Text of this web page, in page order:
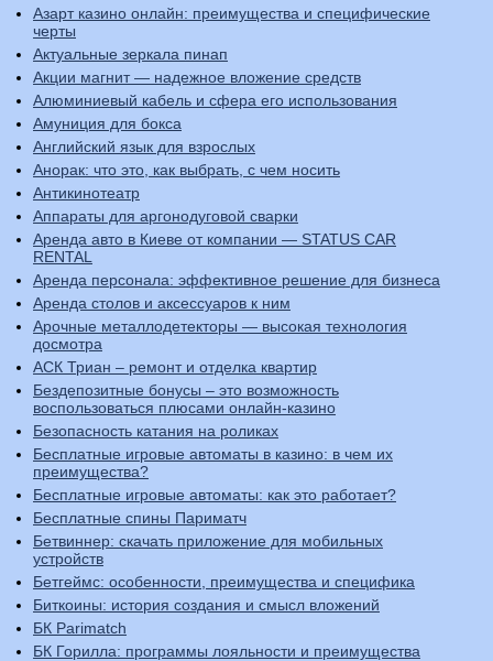
Азарт казино онлайн: преимущества и специфические
черты
Актуальные зеркала пинап
Акции магнит — надежное вложение средств
Алюминиевый кабель и сфера его использования
Амуниция для бокса
Английский язык для взрослых
Анорак: что это, как выбрать, с чем носить
Антикинотеатр
Аппараты для аргонодуговой сварки
Аренда авто в Киеве от компании — STATUS CAR
RENTAL
Аренда персонала: эффективное решение для бизнеса
Аренда столов и аксессуаров к ним
Арочные металлодетекторы — высокая технология
досмотра
АСК Триан – ремонт и отделка квартир
Бездепозитные бонусы – это возможность
воспользоваться плюсами онлайн-казино
Безопасность катания на роликах
Бесплатные игровые автоматы в казино: в чем их
преимущества?
Бесплатные игровые автоматы: как это работает?
Бесплатные спины Париматч
Бетвиннер: скачать приложение для мобильных
устройств
Бетгеймс: особенности, преимущества и специфика
Биткоины: история создания и смысл вложений
БК Parimatch
БК Горилла: программы лояльности и преимущества